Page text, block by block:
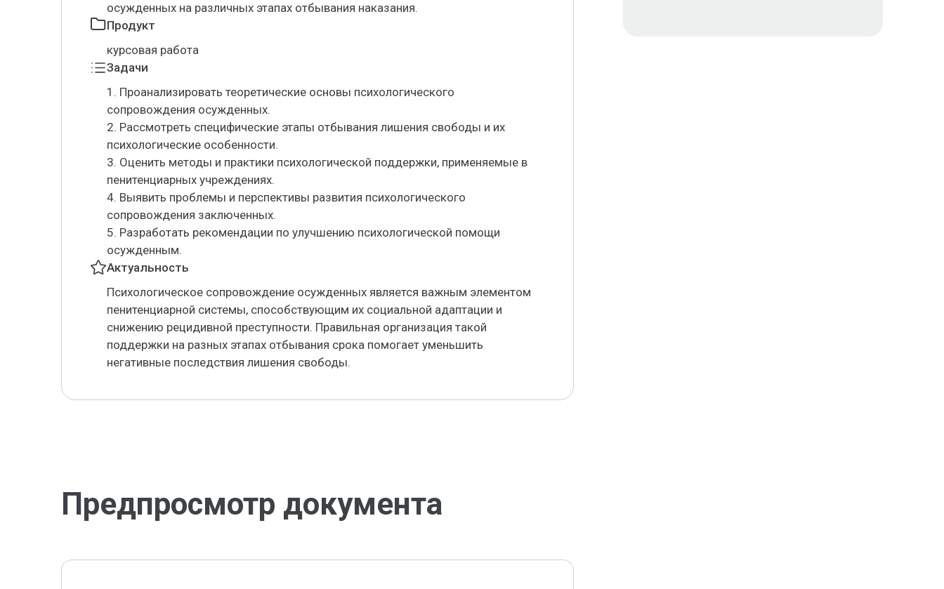
осужденных на различных этапах отбывания наказания.
Продукт
курсовая работа
Задачи
1. Проанализировать теоретические основы психологического
сопровождения осужденных.
2. Рассмотреть специфические этапы отбывания лишения свободы и их
психологические особенности.
3. Оценить методы и практики психологической поддержки, применяемые в
пенитенциарных учреждениях.
4. Выявить проблемы и перспективы развития психологического
сопровождения заключенных.
5. Разработать рекомендации по улучшению психологической помощи
осужденным.
Актуальность
Психологическое сопровождение осужденных является важным элементом
пенитенциарной системы, способствующим их социальной адаптации и
снижению рецидивной преступности. Правильная организация такой
поддержки на разных этапах отбывания срока помогает уменьшить
негативные последствия лишения свободы.
Предпросмотр документа